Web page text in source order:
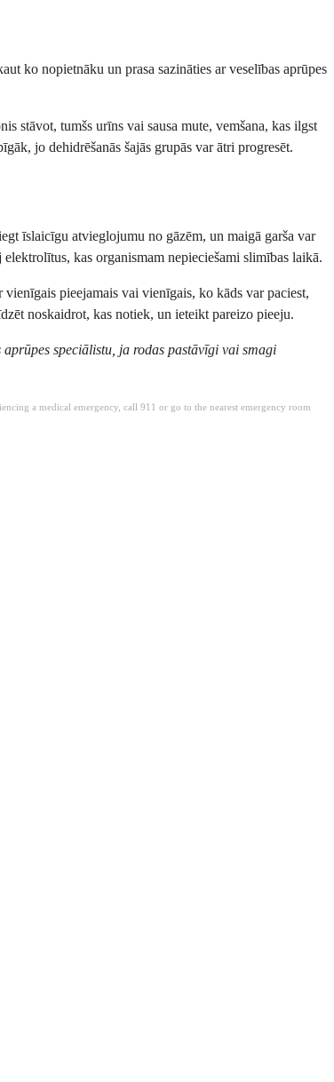
ko nopietnāku un prasa sazināties ar veselības aprūpes
stāvot, tumšs urīns vai sausa mute, vemšana, kas ilgst
jo dehidrēšanās šajās grupās var ātri progresēt.
īslaicīgu atvieglojumu no gāzēm, un maigā garša var
kas organismam nepieciešami slimības laikā.
pieejamais vai vienīgais, ko kāds var paciest,
noskaidrot, kas notiek, un ieteikt pareizo pieeju.
speciālistu, ja rodas pastāvīgi vai smagi
a medical emergency, call 911 or go to the nearest emergency room